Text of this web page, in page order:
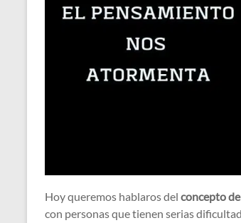
Hoy queremos hablaros del concepto
con personas que tienen serias